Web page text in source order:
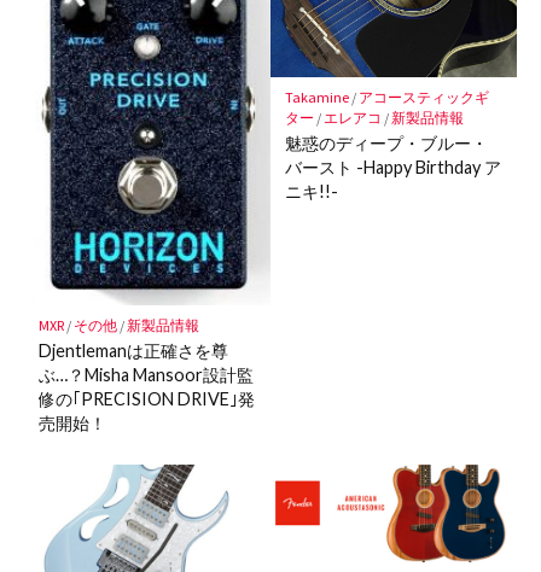
MXR/ その他/新製品情報
Djentlemanは正確さを尊
ぶ…？Misha Mansoor設計監
修の｢PRECISION DRIVE｣発
売開始！
Takamine/ アコースティックギ
ター /エレアコ /新製品情報
魅惑のディープ・ブルー・
バースト -Happy Birthday ア
ニキ!!-